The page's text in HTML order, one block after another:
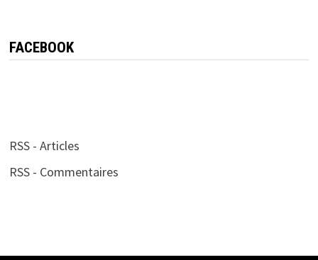
FACEBOOK
RSS - Articles
RSS - Commentaires